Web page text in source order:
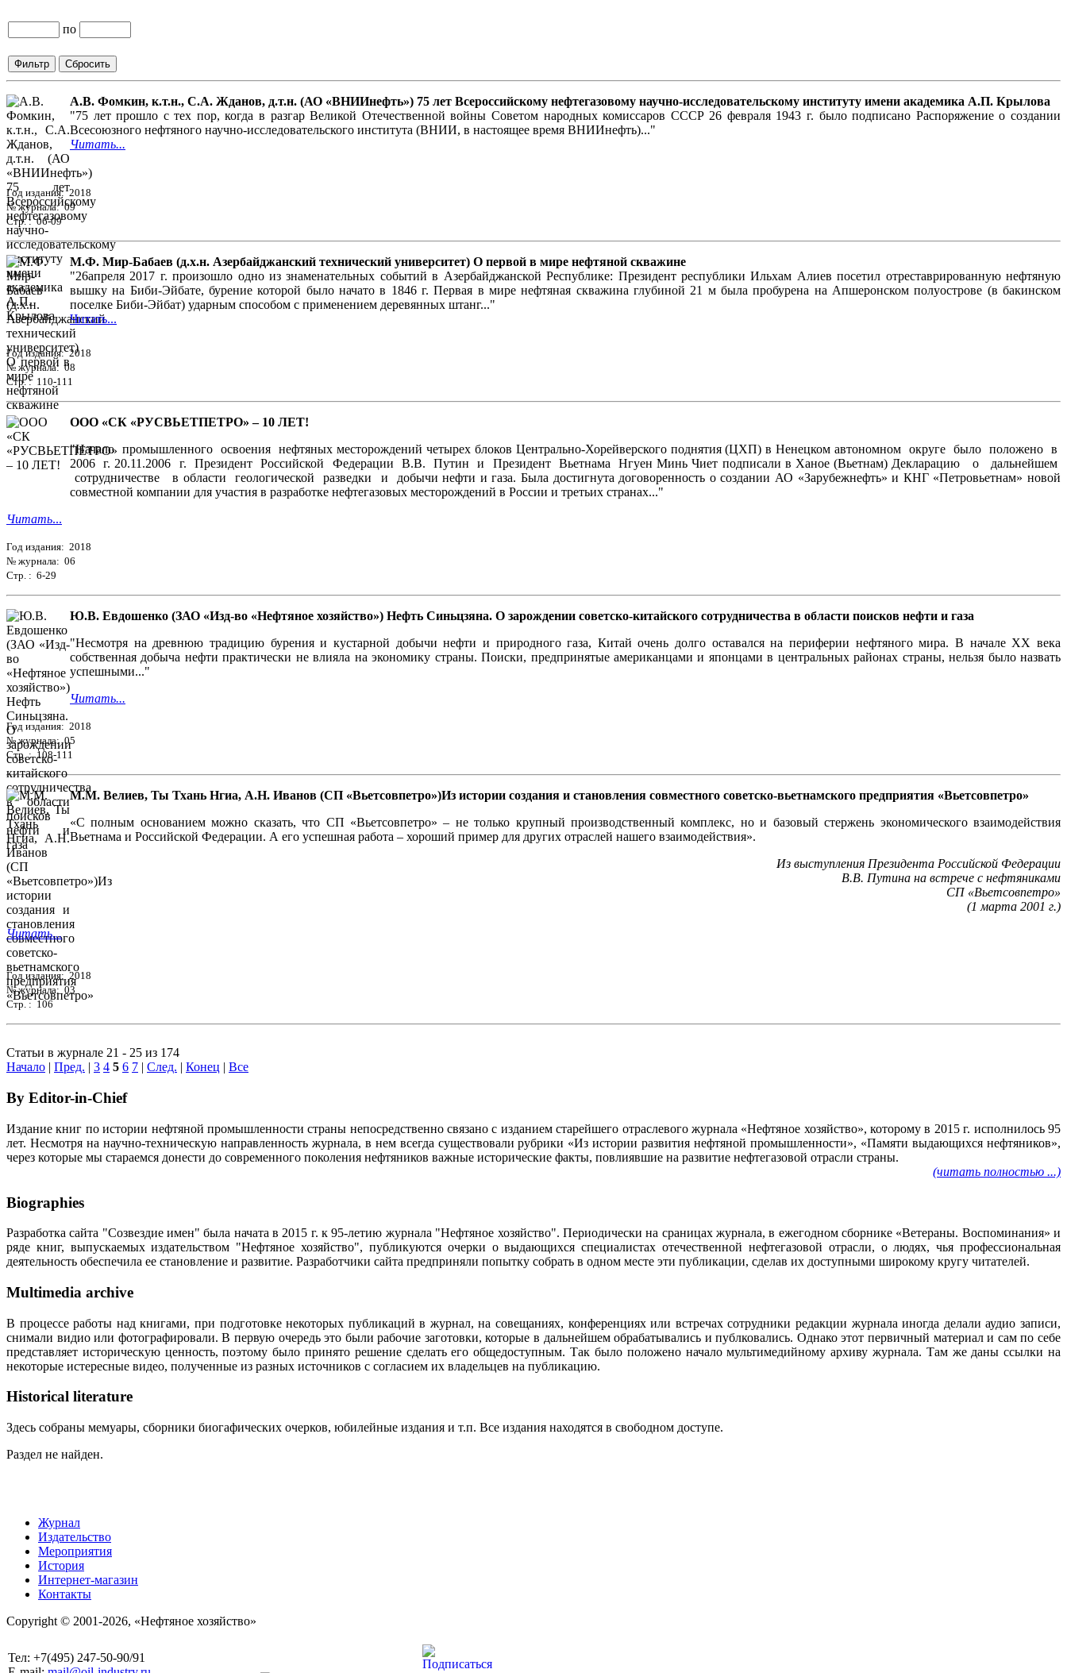
по
А.В. Фомкин, к.т.н., С.А. Жданов, д.т.н. (АО «ВНИИнефть») 75 лет Всероссийскому нефтегазовому научно-исследовательскому институту имени академика А.П. Крылова
"75 лет прошло с тех пор, когда в разгар Великой Отечественной войны Советом народных комиссаров СССР 26 февраля 1943 г. было подписано Распоряжение о создании
Всесоюзного нефтяного научно-исследовательского института (ВНИИ, в настоящее время ВНИИнефть)..."
Читать...
Год издания: 2018
№ журнала: 09
Стр. : 06-09
М.Ф. Мир-Бабаев (д.х.н. Азербайджанский технический университет) О первой в мире нефтяной скважине
"26апреля 2017 г. произошло одно из знаменательных событий в Азербайджанской Республике: Президент республики Ильхам Алиев посетил отреставрированную нефтяную
вышку на Биби-Эйбате, бурение которой было начато в 1846 г. Первая в мире нефтяная скважина глубиной 21 м была пробурена на Апшеронском полуострове (в бакинском
поселке Биби-Эйбат) ударным способом с применением деревянных штанг..."
Читать...
Год издания: 2018
№ журнала: 08
Стр. : 110-111
ООО «СК «РУСВЬЕТПЕТРО» – 10 ЛЕТ!
"Начало промышленного освоения нефтяных месторождений четырех блоков Центрально-Хорейверского поднятия (ЦХП) в Ненецком автономном округе было положено в
2006 г. 20.11.2006 г. Президент Российской Федерации В.В. Путин и Президент Вьетнама Нгуен Минь Чиет подписали в Ханое (Вьетнам) Декларацию о дальнейшем
сотрудничестве в области геологической разведки и добычи нефти и газа. Была достигнута договоренность о создании АО «Зарубежнефть» и КНГ «Петровьетнам» новой
совместной компании для участия в разработке нефтегазовых месторождений в России и третьих странах..."
Читать...
Год издания: 2018
№ журнала: 06
Стр. : 6-29
Ю.В. Евдошенко (ЗАО «Изд-во «Нефтяное хозяйство») Нефть Синьцзяна. О зарождении советско-китайского сотрудничества в области поисков нефти и газа
"Несмотря на древнюю традицию бурения и кустарной добычи нефти и природного газа, Китай очень долго оставался на периферии нефтяного мира. В начале ХХ века
собственная добыча нефти практически не влияла на экономику страны. Поиски, предпринятые американцами и японцами в центральных районах страны, нельзя было назвать
успешными..."
Читать...
Год издания: 2018
№ журнала: 05
Стр. : 108-111
М.М. Велиев, Ты Тхань Нгиа, А.Н. Иванов (СП «Вьетсовпетро»)Из истории создания и становления совместного советско-вьетнамского предприятия «Вьетсовпетро»
«С полным основанием можно сказать, что СП «Вьетсовпетро» – не только крупный производственный комплекс, но и базовый стержень экономического взаимодействия
Вьетнама и Российской Федерации. А его успешная работа – хороший пример для других отраслей нашего взаимодействия».
Из выступления Президента Российской Федерации
В.В. Путина на встрече с нефтяниками
СП «Вьетсовпетро»
(1 марта 2001 г.)
Читать...
Год издания: 2018
№ журнала: 03
Стр. : 106
Статьи в журнале 21 - 25 из 174
Начало | Пред. | 3 4 5 6 7 | След. | Конец | Все
By Editor-in-Chief
Издание книг по истории нефтяной промышленности страны непосредственно связано с изданием старейшего отраслевого журнала «Нефтяное хозяйство», которому в 2015 г. исполнилось 95
лет. Несмотря на научно-техническую направленность журнала, в нем всегда существовали рубрики «Из истории развития нефтяной промышленности», «Памяти выдающихся нефтяников»,
через которые мы стараемся донести до современного поколения нефтяников важные исторические факты, повлиявшие на развитие нефтегазовой отрасли страны.
(читать полностью ...)
Biographies
Разработка сайта "Созвездие имен" была начата в 2015 г. к 95-летию журнала "Нефтяное хозяйство". Периодически на сраницах журнала, в ежегодном сборнике «Ветераны. Воспоминания» и
ряде книг, выпускаемых издательством "Нефтяное хозяйство", публикуются очерки о выдающихся специалистах отечественной нефтегазовой отрасли, о людях, чья профессиональная
деятельность обеспечила ее становление и развитие. Разработчики сайта предприняли попытку собрать в одном месте эти публикации, сделав их доступными широкому кругу читателей.
Multimedia archive
В процессе работы над книгами, при подготовке некоторых публикаций в журнал, на совещаниях, конференциях или встречах сотрудники редакции журнала иногда делали аудио записи,
снимали видио или фотографировали. В первую очередь это были рабочие заготовки, которые в дальнейшем обрабатывались и публковались. Однако этот первичный материал и сам по себе
представляет историческую ценность, поэтому было принято решение сделать его общедоступным. Так было положено начало мультимедийному архиву журнала. Там же даны ссылки на
некоторые истересные видео, полученные из разных источников с согласием их владельцев на публикацию.
Historical literature
Здесь собраны мемуары, сборники биогафических очерков, юбилейные издания и т.п. Все издания находятся в свободном доступе.
Раздел не найден.
Журнал
Издательство
Мероприятия
История
Интернет-магазин
Контакты
Copyright © 2001-2026, «Нефтяное хозяйство»
Тел: +7(495) 247-50-90/91